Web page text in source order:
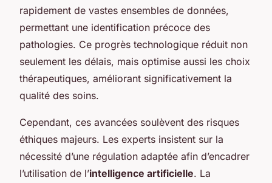
rapidement de vastes ensembles de données,
permettant une identification précoce des
pathologies. Ce progrès technologique réduit non
seulement les délais, mais optimise aussi les choix
thérapeutiques, améliorant significativement la
qualité des soins.
Cependant, ces avancées soulèvent des risques
éthiques majeurs. Les experts insistent sur la
nécessité d’une régulation adaptée afin d’encadrer
l’utilisation de l’intelligence artificielle. La